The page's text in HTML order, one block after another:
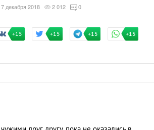
7 декабря 2018 2 012 0
+15 +15 +15 +15